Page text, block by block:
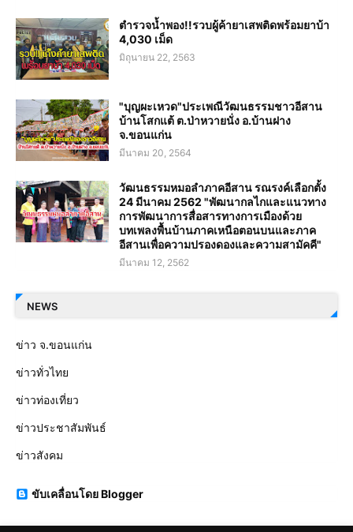
ตำรวจน้ำพอง!!รวบผู้ค้ายาเสพติดพร้อมยาบ้า
4,030 เม็ด
มิถุนายน 22, 2563
"บุญผะเหวด"ประเพณีวัฒนธรรมชาวอีสาน
บ้านโสกแต้ ต.ป่าหวายนั่ง อ.บ้านฝาง
จ.ขอนแก่น
มีนาคม 20, 2564
วัฒนธรรมหมอลำภาคอีสาน รณรงค์เลือกตั้ง
24 มีนาคม 2562 "พัฒนากลไกและแนวทาง
การพัฒนาการสื่อสารทางการเมืองด้วย
บทเพลงพื้นบ้านภาคเหนือตอนบนและภาค
อีสานเพื่อความปรองดองและความสามัคคี"
มีนาคม 12, 2562
NEWS
ข่าว จ.ขอนแก่น
ข่าวทั่วไทย
ข่าวท่องเที่ยว
ข่าวประชาสัมพันธ์
ข่าวสังคม
ขับเคลื่อนโดย Blogger